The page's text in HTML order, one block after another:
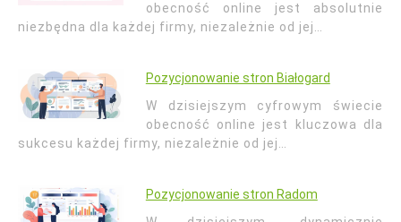
obecność online jest absolutnie
niezbędna dla każdej firmy, niezależnie od jej…
Pozycjonowanie stron Białogard
W dzisiejszym cyfrowym świecie
obecność online jest kluczowa dla
sukcesu każdej firmy, niezależnie od jej…
Pozycjonowanie stron Radom